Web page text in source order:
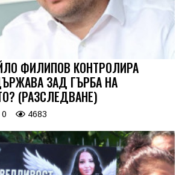
ФИЛИПОВ КОНТРОЛИРА
ЗАД ГЪРБА НА
(РАЗСЛЕДВАНЕ)
0 4683